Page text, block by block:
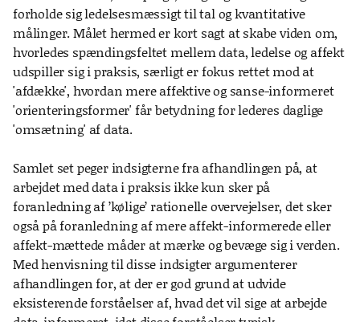
forholde sig ledelsesmæssigt til tal og kvantitative
målinger. Målet hermed er kort sagt at skabe viden om,
hvorledes spændingsfeltet mellem data, ledelse og affekt
udspiller sig i praksis, særligt er fokus rettet mod at
'afdække', hvordan mere affektive og sanse-informeret
'orienteringsformer' får betydning for lederes daglige
'omsætning' af data.
Samlet set peger indsigterne fra afhandlingen på, at
arbejdet med data i praksis ikke kun sker på
foranledning af ’kølige’ rationelle overvejelser, det sker
også på foranledning af mere affekt-informerede eller
affekt-mættede måder at mærke og bevæge sig i verden.
Med henvisning til disse indsigter argumenterer
afhandlingen for, at der er god grund at udvide
eksisterende forståelser af, hvad det vil sige at arbejde